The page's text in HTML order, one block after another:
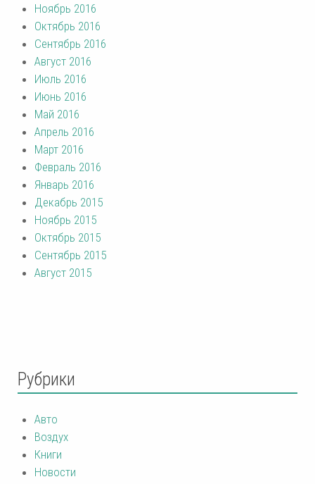
Ноябрь 2016
Октябрь 2016
Сентябрь 2016
Август 2016
Июль 2016
Июнь 2016
Май 2016
Апрель 2016
Март 2016
Февраль 2016
Январь 2016
Декабрь 2015
Ноябрь 2015
Октябрь 2015
Сентябрь 2015
Август 2015
Рубрики
Авто
Воздух
Книги
Новости